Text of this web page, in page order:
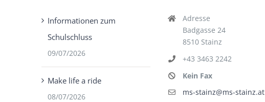
Informationen zum
Schulschluss
09/07/2026
Make life a ride
08/07/2026
Adresse
Badgasse 24
8510 Stainz
+43 3463 2242
Kein Fax
ms-stainz@ms-stainz.at